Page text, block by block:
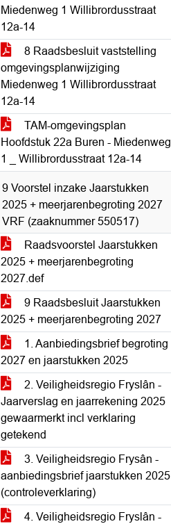
Miedenweg 1 Willibrordusstraat
12a-14
8 Raadsbesluit vaststelling
omgevingsplanwijziging
Miedenweg 1 Willibrordusstraat
12a-14
TAM-omgevingsplan
Hoofdstuk 22a Buren - Miedenweg
1 _ Willibrordusstraat 12a-14
9 Voorstel inzake Jaarstukken
2025 + meerjarenbegroting 2027
VRF (zaaknummer 550517)
Raadsvoorstel Jaarstukken
2025 + meerjarenbegroting
2027.def
9 Raadsbesluit Jaarstukken
2025 + meerjarenbegroting 2027
1. Aanbiedingsbrief begroting
2027 en jaarstukken 2025
2. Veiligheidsregio Fryslân -
Jaarverslag en jaarrekening 2025
gewaarmerkt incl verklaring
getekend
3. Veiligheidsregio Frysân -
aanbiedingsbrief jaarstukken 2025
(controleverklaring)
4. Veiligheidsregio Fryslân -